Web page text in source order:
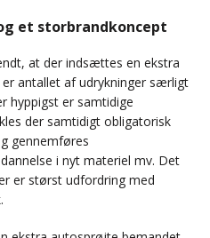
et storbrandkoncept
at der indsættes en ekstra
antallet af udrykninger særligt
hyppigst er samtidige
der samtidigt obligatorisk
gennemføres
i nyt materiel mv. Det
er størst udfordring med